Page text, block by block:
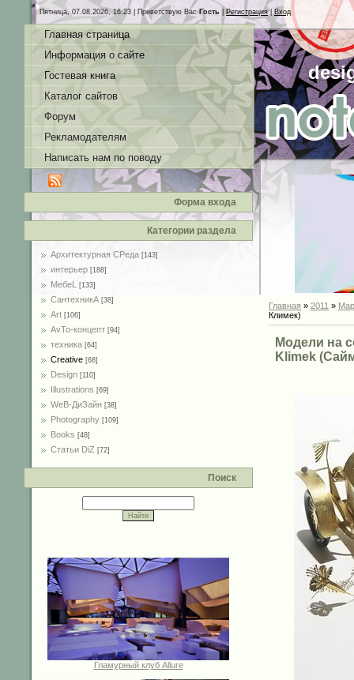
Пятница, 07.08.2026, 16:23 | Приветствую Вас Гость Регистрация| Вход
Главная страница
Информация о сайте
Гостевая книга
Каталог сайтов
Форум
Рекламодателям
Написать нам по поводу
Форма входа
Категории раздела
Архитектурная СРеда [143]
интерьер [188]
MебеL [133]
СантехникА [38]
Art [106]
AvTo-концепт [94]
техника [64]
Creative [68]
Design [110]
Illustrations [69]
WeB-ДиЗайн [38]
Photography [109]
Books [48]
Статьи DiZ [72]
Поиск
Гламурный клуб Allure
Главная » 2011 »
Климек)
Модели на
Klimek